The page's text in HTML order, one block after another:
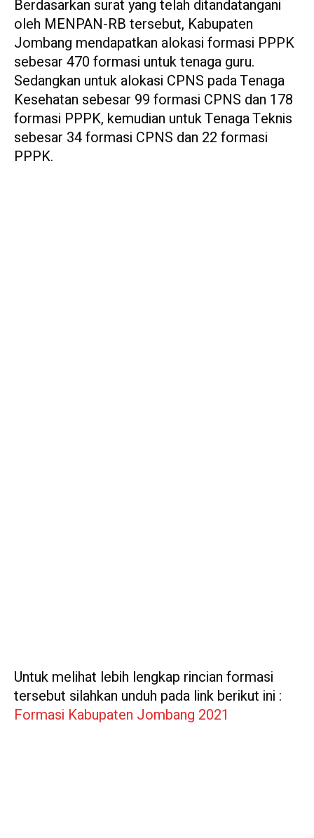
Berdasarkan surat yang telah ditandatangani
oleh MENPAN-RB tersebut, Kabupaten
Jombang mendapatkan alokasi formasi PPPK
sebesar 470 formasi untuk tenaga guru.
Sedangkan untuk alokasi CPNS pada Tenaga
Kesehatan sebesar 99 formasi CPNS dan 178
formasi PPPK, kemudian untuk Tenaga Teknis
sebesar 34 formasi CPNS dan 22 formasi
PPPK.
Untuk melihat lebih lengkap rincian formasi
tersebut silahkan unduh pada link berikut ini :
Formasi Kabupaten Jombang 2021